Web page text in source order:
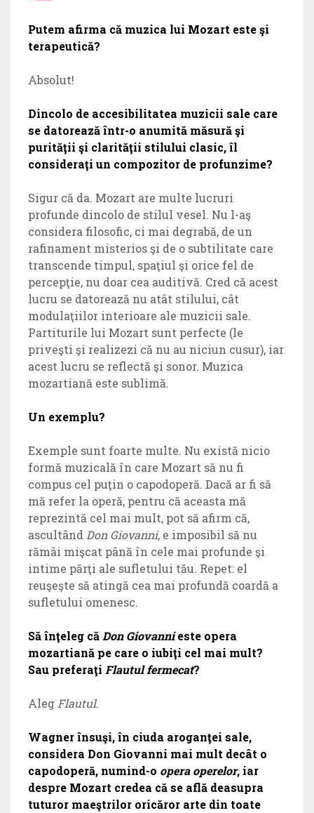
Putem afirma că muzica lui Mozart este şi
terapeutică?
Absolut!
Dincolo de accesibilitatea muzicii sale care
se datorează într-o anumită măsură şi
purităţii şi clarităţii stilului clasic, îl
consideraţi un compozitor de profunzime?
Sigur că da. Mozart are multe lucruri
profunde dincolo de stilul vesel. Nu l-aş
considera filosofic, ci mai degrabă, de un
rafinament misterios şi de o subtilitate care
transcende timpul, spaţiul şi orice fel de
percepţie, nu doar cea auditivă. Cred că acest
lucru se datorează nu atât stilului, cât
modulaţiilor interioare ale muzicii sale.
Partiturile lui Mozart sunt perfecte (le
priveşti şi realizezi că nu au niciun cusur), iar
acest lucru se reflectă şi sonor. Muzica
mozartiană este sublimă.
Un exemplu?
Exemple sunt foarte multe. Nu există nicio
formă muzicală în care Mozart să nu fi
compus cel puţin o capodoperă. Dacă ar fi să
mă refer la operă, pentru că aceasta mă
reprezintă cel mai mult, pot să afirm că,
ascultând Don Giovanni, e imposibil să nu
rămâi mişcat până în cele mai profunde şi
intime părţi ale sufletului tău. Repet: el
reuşeşte să atingă cea mai profundă coardă a
sufletului omenesc.
Să înţeleg căDon Giovannieste opera
mozartiană pe care o iubiţi cel mai mult?
Sau preferaţi Flautul fermecat?
Aleg Flautul.
Wagner însuşi, în ciuda aroganţei sale,
considera Don Giovanni mai mult decât o
capodoperă, numind-o opera operelor, iar
despre Mozart credea că se află deasupra
tuturor maeştrilor oricăror arte din toate